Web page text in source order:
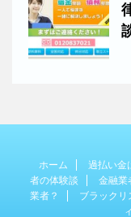
ホーム 過払い金
者の体験談
金融業
業者？
ブラックリ